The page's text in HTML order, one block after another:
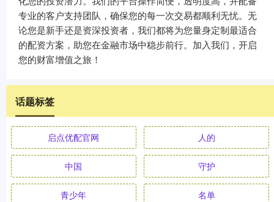
专业的客户支持团队，确保您的每一次交易都顺利无忧。无
论您是新手还是资深投资者，我们都将为您量身定制最适合
的配资方案，助您在金融市场中稳步前行。加入我们，开启
您的财富增值之旅！
话题标签
启点优配官网 人的
中国 守护
青少年 名单